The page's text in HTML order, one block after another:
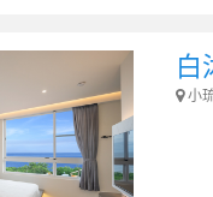
白
小